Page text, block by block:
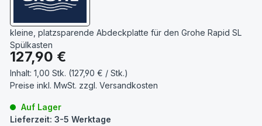
kleine, platzsparende Abdeckplatte für den Grohe Rapid SL
Spülkasten
Regulärer Preis:
127,90 €
Inhalt: 1,00 Stk. (127,90 € / Stk.)
Preise inkl. MwSt. zzgl. Versandkosten
Auf Lager
Lieferzeit: 3-5 Werktage